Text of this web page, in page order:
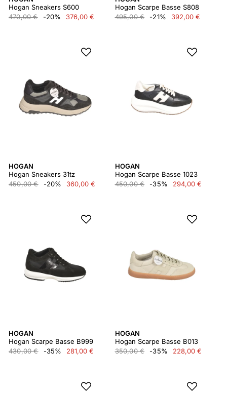
Hogan Sneakers S600
470,00 €
-20% 376,00 €
Hogan Scarpe Basse S808
495,00 €
-21% 392,00 €
HOGAN
Hogan Sneakers 31tz
450,00 €
-20% 360,00 €
HOGAN
Hogan Scarpe Basse 1023
450,00 €
-35% 294,00 €
HOGAN
Hogan Scarpe Basse B999
430,00 €
-35% 281,00 €
HOGAN
Hogan Scarpe Basse B013
350,00 €
-35% 228,00 €